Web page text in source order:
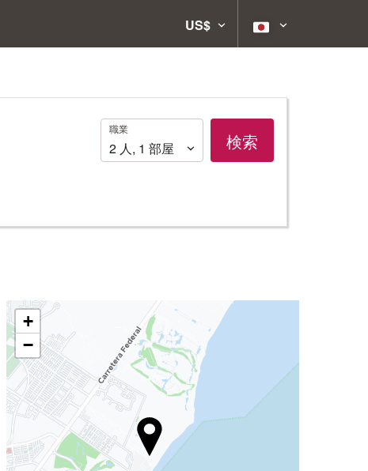
US$
職
業
職業
2 人, 1 部屋 検索
+
−